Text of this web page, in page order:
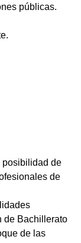
públicas.
posibilidad de
de
de Bachillerato
de las